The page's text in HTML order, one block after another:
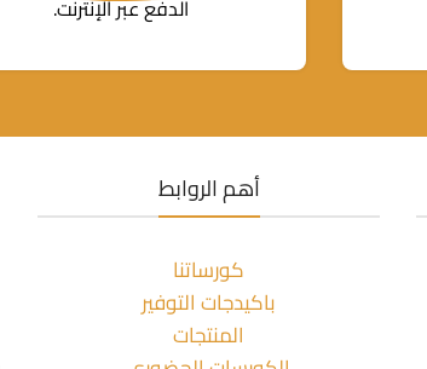
الدفع عبر الإنترنت.
أهم الروابط
كورساتنا
باكيدجات التوفير
المنتجات